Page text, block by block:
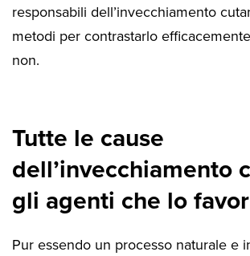
responsabili dell’invecchiamento
metodi per contrastarlo
non.
Tutte le cause
dell’invecchiamento
gli agenti che lo
Pur essendo un processo naturale e